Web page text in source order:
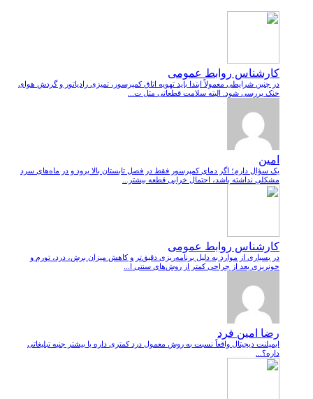
کارشناس روابط عمومی
در چنین شرایطی معمولاً ابتدا باید تهویه اتاق کمپرسور، تمیزی رادیاتور و گردش هوای
خنک بررسی شود. البته سلامت قطعاتی مثل ت...
امین
یک سؤال دارم؛ اگر دمای کمپرسور فقط در فصل تابستان بالا برود و در ماه‌های سرد
مشکلی نداشته باشد، احتمال خرابی قطعه بیشتر...
کارشناس روابط عمومی
در بسیاری از موارد به دلیل برنامه‌ریزی دقیق‌تر و کاهش میزان برش، درد، تورم و
خونریزی بعد از جراحی کمتر از روش‌های سنتی ا...
رضا امین فرد
ایمپلنت دیجیتال واقعاً نسبت به روش معمول درد کمتری داره یا بیشتر جنبه تبلیغاتی
داره؟...